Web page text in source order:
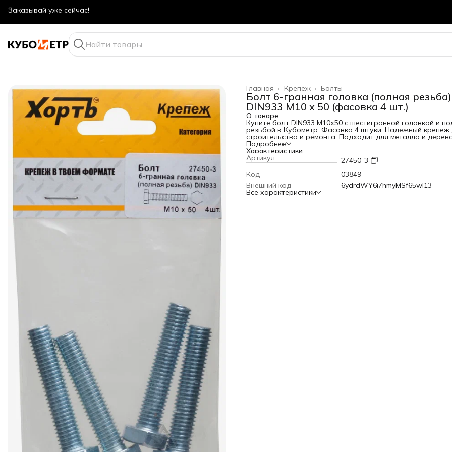
Оптовые цены даже для физ. лиц
Болты
Крепеж ›
Главная ›
Болт 6-гранная головка (полная резьба)
DIN933 М10 х 50 (фасовка 4 шт.)
О товаре
Купите болт DIN933 М10х50 с шестигранной головкой и
резьбой в Кубометр. Фасовка 4 штуки. Надежный крепеж
строительства и ремонта. Подходит для металла и
наличии во Владимире.
Подробнее
Характеристики
Артикул
27450-3
Код
03849
Внешний код
6ydrdWY6i7hmyMSf65wl13
Все характеристики